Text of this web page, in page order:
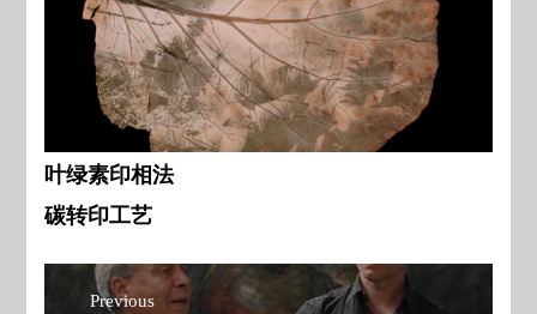
叶绿素印相法
碳转印工艺
文 Previous